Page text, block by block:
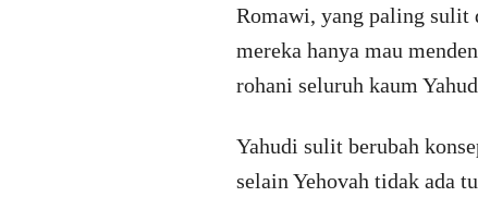
Romawi, yang paling sulit
mereka hanya mau
rohani seluruh kaum
Yahudi sulit berubah
selain Yehovah tidak ada